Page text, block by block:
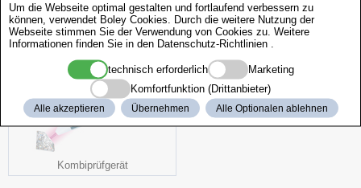
Handölgeber Clip-Leuchte
Kombiprüfgerät
Um die Webseite optimal gestalten und fortlaufend verbessern zu
können, verwendet Boley Cookies. Durch die weitere Nutzung der
Webseite stimmen Sie der Verwendung von Cookies zu. Weitere
Informationen finden Sie in den Datenschutz-Richtlinien
technisch erforderlich
Marketing
Komfortfunktion (Drittanbieter)
Alle akzeptieren Übernehmen Alle Optionalen ablehnen